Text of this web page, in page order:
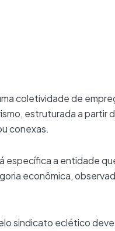
coletividade de
estruturada a
conexas.
específica a entidade
econômica,
sindicato eclético